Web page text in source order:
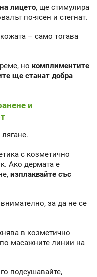
лицето, ще стимулира
по-ясен и стегнат.
– само тогава
но комплиментите
ще станат добра
и
с козметично
Ако дермата е
изплаквайте със
за да не се
в козметично
масажните линии на
подсушавайте,